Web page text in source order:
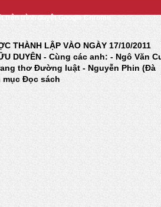
trên trình duyệt Google Chrome
THÀNH LẬP VÀO NGÀY 17/10/2011
DUYÊN - Cùng các anh: - Ngô Văn
thơ Đường luật - Nguyễn Phin (Đà
mục Đọc sách